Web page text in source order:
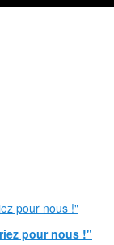
pour nous !"